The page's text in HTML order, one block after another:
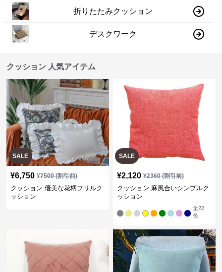
折りたたみクッション
デスクワーク
クッション 人気アイテム
SALE
¥6,750 ¥7500(割引前)
クッション 優美な花柄フリルク
ッション
SALE
¥2,120 ¥2360(割引前)
クッション 麻風合いシンプルク
ッション
全22
色